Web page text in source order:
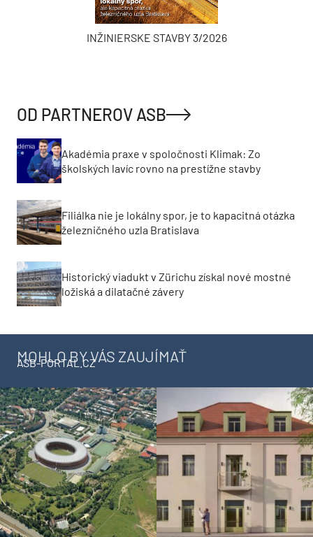
INŽINIERSKE STAVBY 3/2026
OD PARTNEROV ASB
Akadémia praxe v spoločnosti Klimak: Zo
školských lavíc rovno na prestížne stavby
Filiálka nie je lokálny spor, je to kapacitná otázka
železničného uzla Bratislava
Historický viadukt v Zürichu získal nové mostné
ložiská a dilatačné závery
MOHLO BY VÁS ZAUJÍMAŤ
ASB-PORTAL.CZ